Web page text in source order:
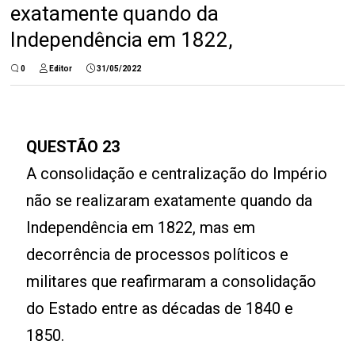
exatamente quando da
Independência em 1822,
0 Editor 31/05/2022
QUESTÃO 23
A consolidação e centralização do Império
não se realizaram exatamente quando da
Independência em 1822, mas em
decorrência de processos políticos e
militares que reafirmaram a consolidação
do Estado entre as décadas de 1840 e
1850.